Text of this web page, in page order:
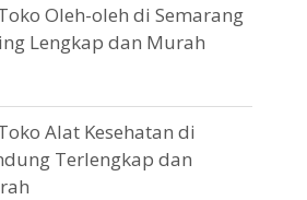
Oleh-oleh di Semarang
Lengkap dan Murah
Alat Kesehatan di
Terlengkap dan